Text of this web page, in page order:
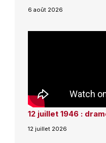
6 août 2026
12 juillet 1946 :
12 juillet 2026